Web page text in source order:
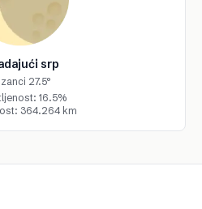
srp
27.5°
16.5%
364.264 km